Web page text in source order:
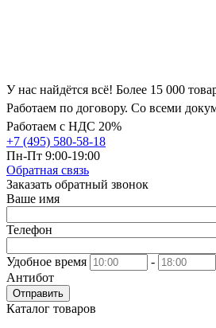
У нас найдётся всё! Более 15 000
Работаем по договору. Со всеми
Работаем с НДС 20%
+7 (495) 580-58-18
Пн-Пт 9:00-19:00
Обратная связь
Заказать обратный звонок
Ваше имя
Телефон
Удобное время
-
Антибот
Отправить
Каталог товаров